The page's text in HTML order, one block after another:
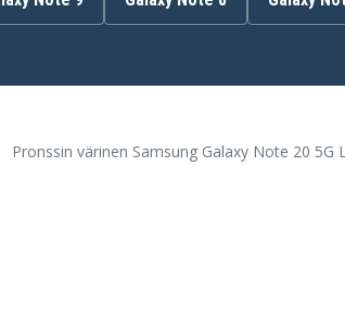
Pronssin värinen Samsung Galaxy Note 20 5G